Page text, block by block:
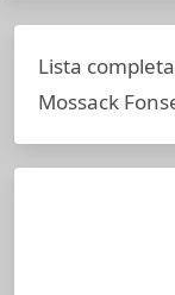
Lista
Mossack